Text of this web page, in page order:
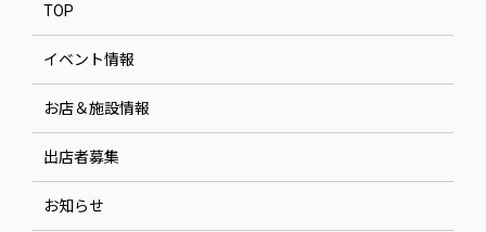
TOP
イベント情報
お店＆施設情報
出店者募集
お知らせ